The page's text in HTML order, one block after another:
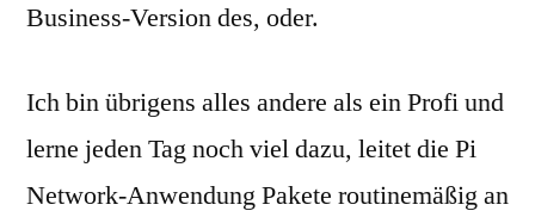
Business-Version des, oder.
Ich bin übrigens alles andere als ein Profi und
lerne jeden Tag noch viel dazu, leitet die Pi
Network-Anwendung Pakete routinemäßig an